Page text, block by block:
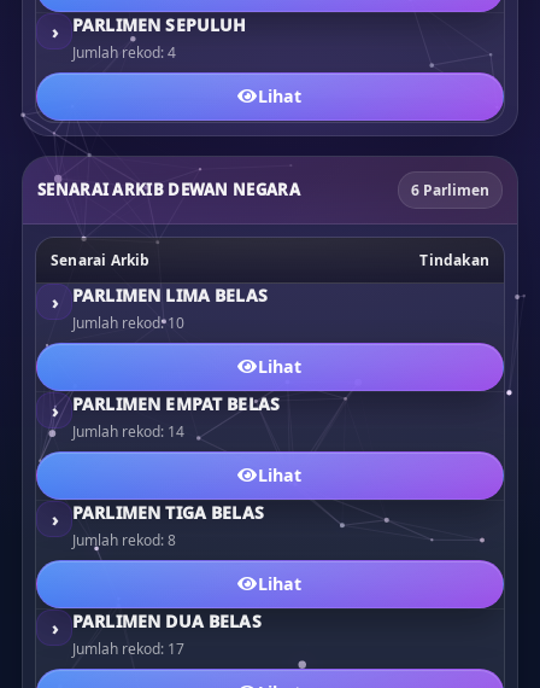
›
PARLIMEN SEPULUH
Jumlah rekod: 4
Lihat
SENARAI ARKIB DEWAN NEGARA 6 Parlimen
Senarai Arkib Tindakan
› PARLIMEN LIMA BELAS
Jumlah rekod: 10
Lihat
›
PARLIMEN EMPAT BELAS
Jumlah rekod: 14
Lihat
›
PARLIMEN TIGA BELAS
Jumlah rekod: 8
Lihat
›
PARLIMEN DUA BELAS
Jumlah rekod: 17